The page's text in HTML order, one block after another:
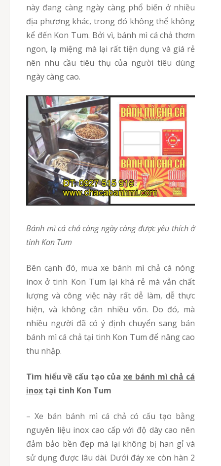
này đang càng ngày càng phổ biến ở nhiều
địa phương khác, trong đó không thể không
kể đến Kon Tum. Bởi vì, bánh mì cá chả thơm
ngon, lạ miệng mà lại rất tiện dụng và giá rẻ
nên nhu cầu tiêu thụ của người tiêu dùng
ngày càng cao.
Bánh mì cá chả càng ngày càng được yêu thích ở
tinh Kon Tum
Bên cạnh đó, mua xe bánh mì chả cá nóng
inox ở tinh Kon Tum lại khá rẻ mà vẫn chất
lượng và công việc này rất dễ làm, dễ thực
hiện, và không cần nhiều vốn. Do đó, mà
nhiều người đã có ý định chuyển sang bán
bánh mì cá chả tại tinh Kon Tum để nâng cao
thu nhập.
Tìm hiểu về cấu tạo củaxe bánh mì chả cá
inox tại tinh Kon Tum
– Xe bán bánh mì cá chả có cấu tạo bằng
nguyên liệu inox cao cấp với độ dày cao nên
đảm bảo bền đẹp mà lại không bị han gỉ và
sử dụng được lâu dài. Dưới đáy xe còn hàn 2